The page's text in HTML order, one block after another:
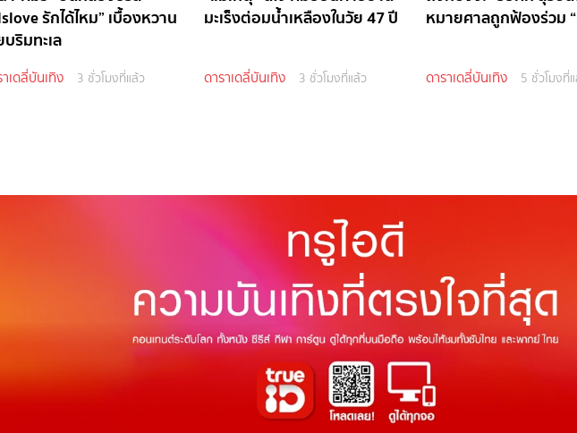
รักได้ไหม” เบื้องหวาน
บริมทะเล
เดลี่บันเทิง 3 ชั่วโมงที่แล้ว
มะเร็งต่อมน้ำเหลืองในวัย 47 ปี
ดาราเดลี่บันเทิง 3 ชั่วโมงที่แล้ว
หมายศาลถูกฟ้องร่วม
ดาราเดลี่บันเทิง 5 ชั่วโมงที่